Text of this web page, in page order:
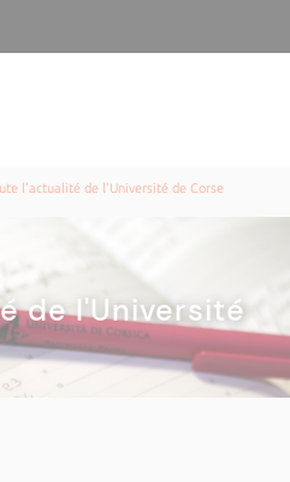
l'actualité de l'Université de Corse
de l'Université